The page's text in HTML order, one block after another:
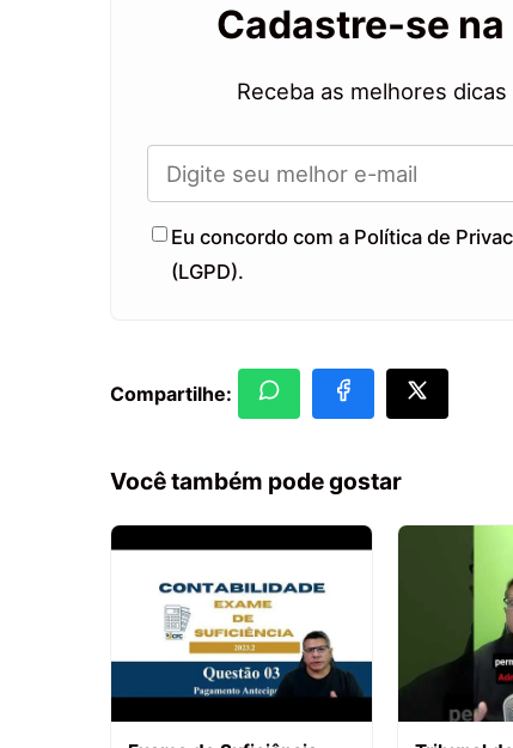
Cadastre-se
Receba as melhores
Eu concordo com a Política de
(LGPD).
Compartilhe:
Você também pode gostar